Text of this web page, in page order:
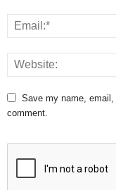
Save my name, email,
comment.